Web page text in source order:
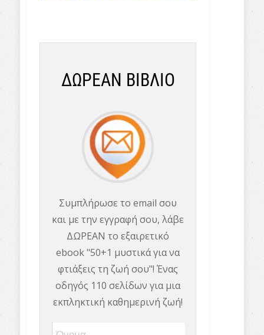
ΔΩΡΕΑΝ ΒΙΒΛΙΟ
Συμπλήρωσε το email σου
και με την εγγραφή σου, λάβε
ΔΩΡΕΑΝ το εξαιρετικό
ebook "50+1 μυστικά για να
φτιάξεις τη ζωή σου"! Ένας
οδηγός 110 σελίδων για μια
εκπληκτική καθημερινή ζωή!